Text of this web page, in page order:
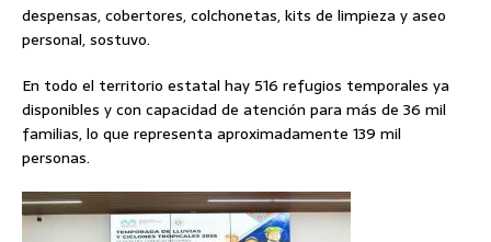
despensas, cobertores, colchonetas, kits de limpieza y aseo
personal, sostuvo.
En todo el territorio estatal hay 516 refugios temporales ya
disponibles y con capacidad de atención para más de 36 mil
familias, lo que representa aproximadamente 139 mil
personas.